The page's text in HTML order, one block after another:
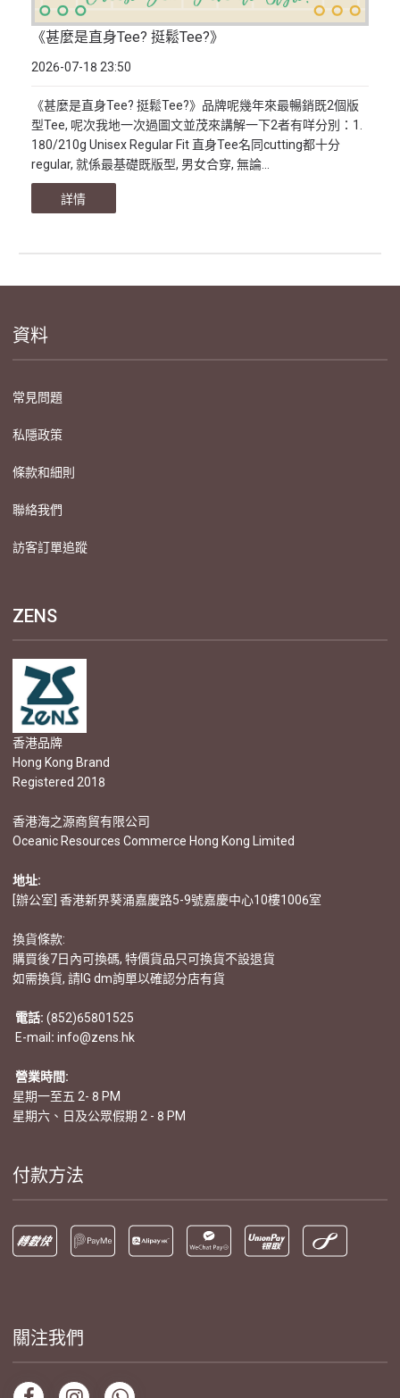
《甚麼是直身Tee? 挺鬆Tee?》
2026-07-18 23:50
《甚麼是直身Tee? 挺鬆Tee?》品牌呢幾年來最暢銷既2個版
型Tee, 呢次我地一次過圖文並茂來講解一下2者有咩分別：1.
180/210g Unisex Regular Fit 直身Tee名同cutting都十分
regular, 就係最基礎既版型, 男女合穿, 無論...
詳情
資料
常見問題
私隱政策
條款和細則
聯絡我們
訪客訂單追蹤
ZENS
香港品牌
Hong Kong Brand
Registered 2018
香港海之源商貿有限公司
Oceanic Resources Commerce Hong Kong Limited
地址:
[辦公室] 香港新界葵涌嘉慶路5-9號嘉慶中心10樓1006室
換貨條款:
購買後7日內可換碼, 特價貨品只可換貨不設退貨
如需換貨, 請IG dm詢單以確認分店有貨
電話: (852)65801525
E-mail: info@zens.hk
營業時間:
星期一至五 2- 8 PM
星期六、日及公眾假期 2 - 8 PM
付款方法
關注我們